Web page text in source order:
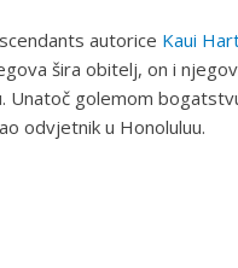
autorice Kaui
šira obitelj, on i
Unatoč golemom
odvjetnik u Honoluluu.